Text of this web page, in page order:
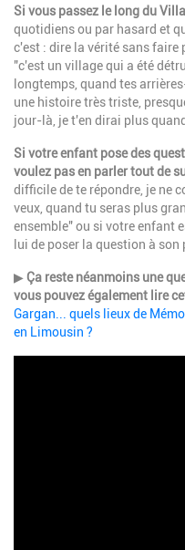
Si vous passez le long du
quotidiens ou par hasard et
c'est : dire la vérité sans faire
"c'est un village qui a été
longtemps, quand tes
une histoire très triste,
jour-là, je t'en dirai plus
Si votre enfant pose des
voulez pas en parler tout de
difficile de te répondre, je ne
veux, quand tu seras plus
ensemble" ou si votre enfant
lui de poser la question à
▶Ça reste néanmoins une
vous pouvez également lire
Gargan... quels lieux de
en Limousin ?